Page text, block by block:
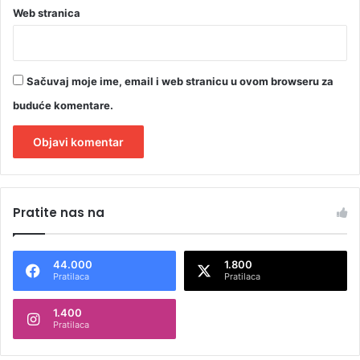
Web stranica
Sačuvaj moje ime, email i web stranicu u ovom browseru za
buduće komentare.
t
n
t
Pratite nas na
44.000
Pratilaca
1.800
Pratilaca
1.400
Pratilaca